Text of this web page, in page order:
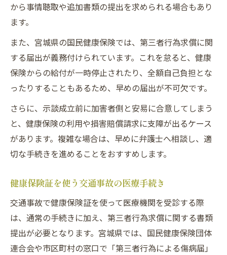
から事情聴取や追加書類の提出を求められる場合もあり
ます。
また、宮城県の国民健康保険では、第三者行為求償に関
する届出が義務付けられています。これを怠ると、健康
保険からの給付が一時停止されたり、全額自己負担とな
ったりすることもあるため、早めの届出が不可欠です。
さらに、示談成立前に加害者側と安易に合意してしまう
と、健康保険の利用や損害賠償請求に支障が出るケース
があります。複雑な場合は、早めに弁護士へ相談し、適
切な手続きを進めることをおすすめします。
健康保険証を使う交通事故の医療手続き
交通事故で健康保険証を使って医療機関を受診する際
は、通常の手続きに加え、第三者行為求償に関する書類
提出が必要となります。宮城県では、国民健康保険団体
連合会や市区町村の窓口で「第三者行為による傷病届」